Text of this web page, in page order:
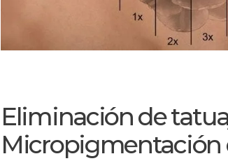
Eliminación de
Micropigmentación